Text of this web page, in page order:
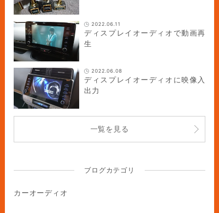
2022.06.11
ディスプレイオーディオで動画再
生
2022.06.08
ディスプレイオーディオに映像入
出力
一覧を見る
ブログカテゴリ
カーオーディオ